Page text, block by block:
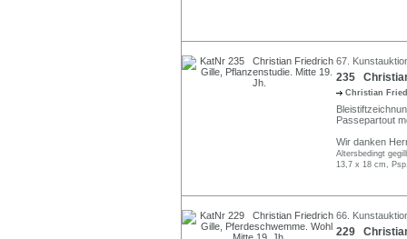
67.
235
Christian
Passepartout
Wir danken
Altersbedingt
13,7 x 18 cm,
66.
229